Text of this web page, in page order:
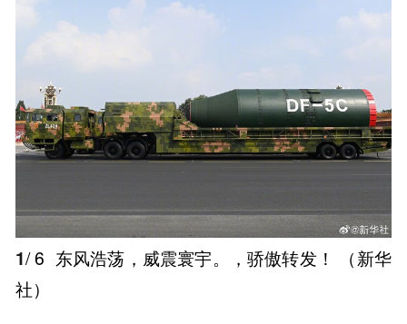
1/ 6 东风浩荡，威震寰宇。，骄傲转发！ ​（新华
社） ​